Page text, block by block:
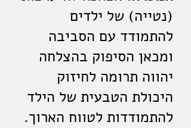
(נטייה) של ילדים
להתמודד עם הסביבה
ומכאן הסיפוק בהצלחה
יהווה תרומה לחיזוק
היכולת הטבעית של הילד
להתמודדות לטווח הארוך.